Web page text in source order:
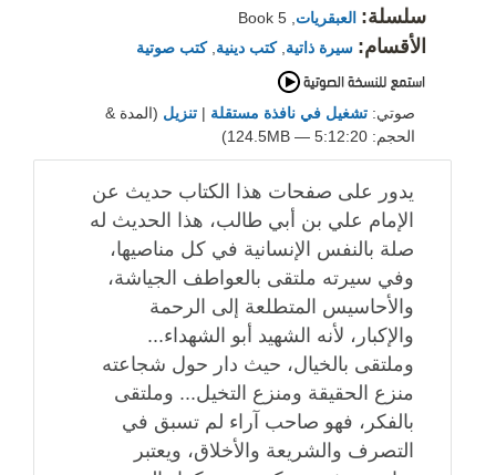
سلسلة: العبقريات
الأقسام: سيرة ذاتية ,كتب دينية ,كتب صوتية
صوتي: تشغيل في نافذة مستقلة | تنزيل (المدة &
الحجم: 5:12:20 — 124.5MB)
يدور على صفحات هذا الكتاب حديث عن
الإمام علي بن أبي طالب، هذا الحديث له
صلة بالنفس الإنسانية في كل مناصيها،
وفي سيرته ملتقى بالعواطف الجياشة،
والأحاسيس المتطلعة إلى الرحمة
والإكبار، لأنه الشهيد أبو الشهداء...
وملتقى بالخيال، حيث دار حول شجاعته
منزع الحقيقة ومنزع التخيل... وملتقى
بالفكر، فهو صاحب آراء لم تسبق في
التصرف والشريعة والأخلاق، ويعتبر